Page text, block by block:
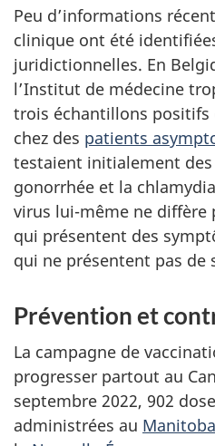
Peu d’informations
clinique ont été
juridictionnelles. En
l’Institut de médecine
trois échantillons positifs
chez des patients
testaient initialement des
gonorrhée et la
virus lui-même ne diffère
qui présentent des
qui ne présentent pas de
Prévention et
La campagne de
progresser partout au
septembre 2022, 902
administrées au Manitoba